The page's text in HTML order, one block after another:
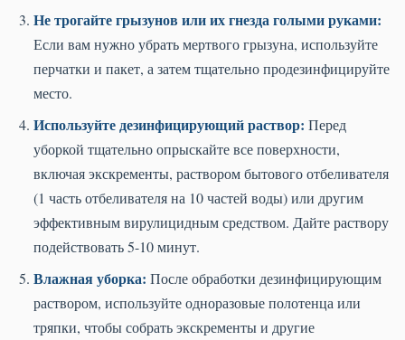
Не трогайте грызунов или их гнезда голыми руками:
Если вам нужно убрать мертвого грызуна, используйте
перчатки и пакет, а затем тщательно продезинфицируйте
место.
Используйте дезинфицирующий раствор: Перед
уборкой тщательно опрыскайте все поверхности,
включая экскременты, раствором бытового отбеливателя
(1 часть отбеливателя на 10 частей воды) или другим
эффективным вирулицидным средством. Дайте раствору
подействовать 5-10 минут.
Влажная уборка: После обработки дезинфицирующим
раствором, используйте одноразовые полотенца или
тряпки, чтобы собрать экскременты и другие